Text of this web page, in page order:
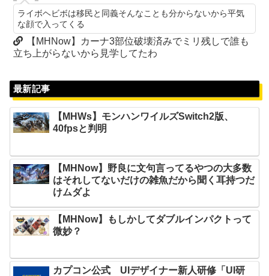
ライボヘビボは移民と同義そんなことも分からないから平気
な顔で入ってくる
【MHNow】カーナ3部位破壊済みでミリ残しで誰も
立ち上がらないから見学してたわ
最新記事
【MHWs】モンハンワイルズSwitch2版、
40fpsと判明
【MHNow】野良に文句言ってるやつの大多数
はそれしてないだけの雑魚だから聞く耳持つだ
けムダよ
【MHNow】もしかしてダブルインパクトって
微妙？
カプコン公式 UIデザイナー新人研修「UI研